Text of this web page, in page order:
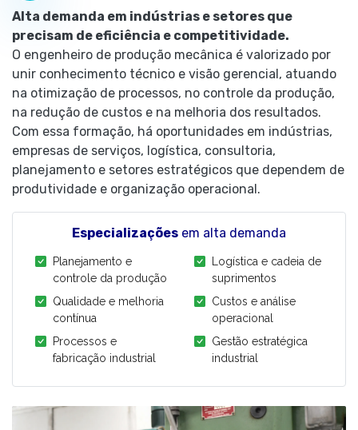
Alta demanda em indústrias e setores que
precisam de eficiência e competitividade.
O engenheiro de produção mecânica é valorizado por
unir conhecimento técnico e visão gerencial, atuando
na otimização de processos, no controle da produção,
na redução de custos e na melhoria dos resultados.
Com essa formação, há oportunidades em indústrias,
empresas de serviços, logística, consultoria,
planejamento e setores estratégicos que dependem de
produtividade e organização operacional.
Especializações em alta demanda
Planejamento e
controle da produção
Qualidade e melhoria
contínua
Processos e
fabricação industrial
Logística e cadeia de
suprimentos
Custos e análise
operacional
Gestão estratégica
industrial